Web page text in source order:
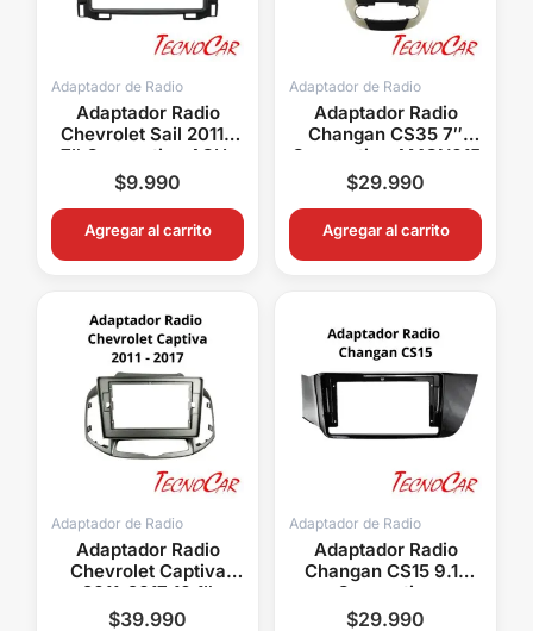
Adaptador de Radio
Adaptador Radio
Chevrolet Sail 2011+
7″ Connection ACH-
002
$9.990
Agregar al carrito
Adaptador de Radio
Adaptador Radio
Changan CS35 7″
Connection AMCN015
$29.990
Agregar al carrito
Adaptador de Radio
Adaptador Radio
Chevrolet Captiva
2011-2017 10.1″
Connection ACH-
$39.990
Adaptador de Radio
Adaptador Radio
Changan CS15 9.1″
Connection
AMCN029N
$29.990